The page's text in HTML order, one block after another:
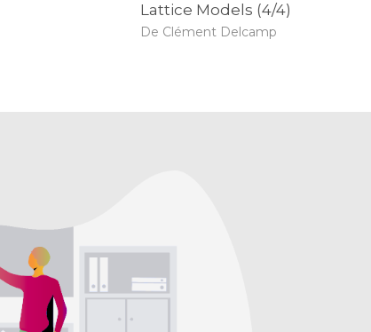
Lattice Models (4/4)
De Clément Delcamp